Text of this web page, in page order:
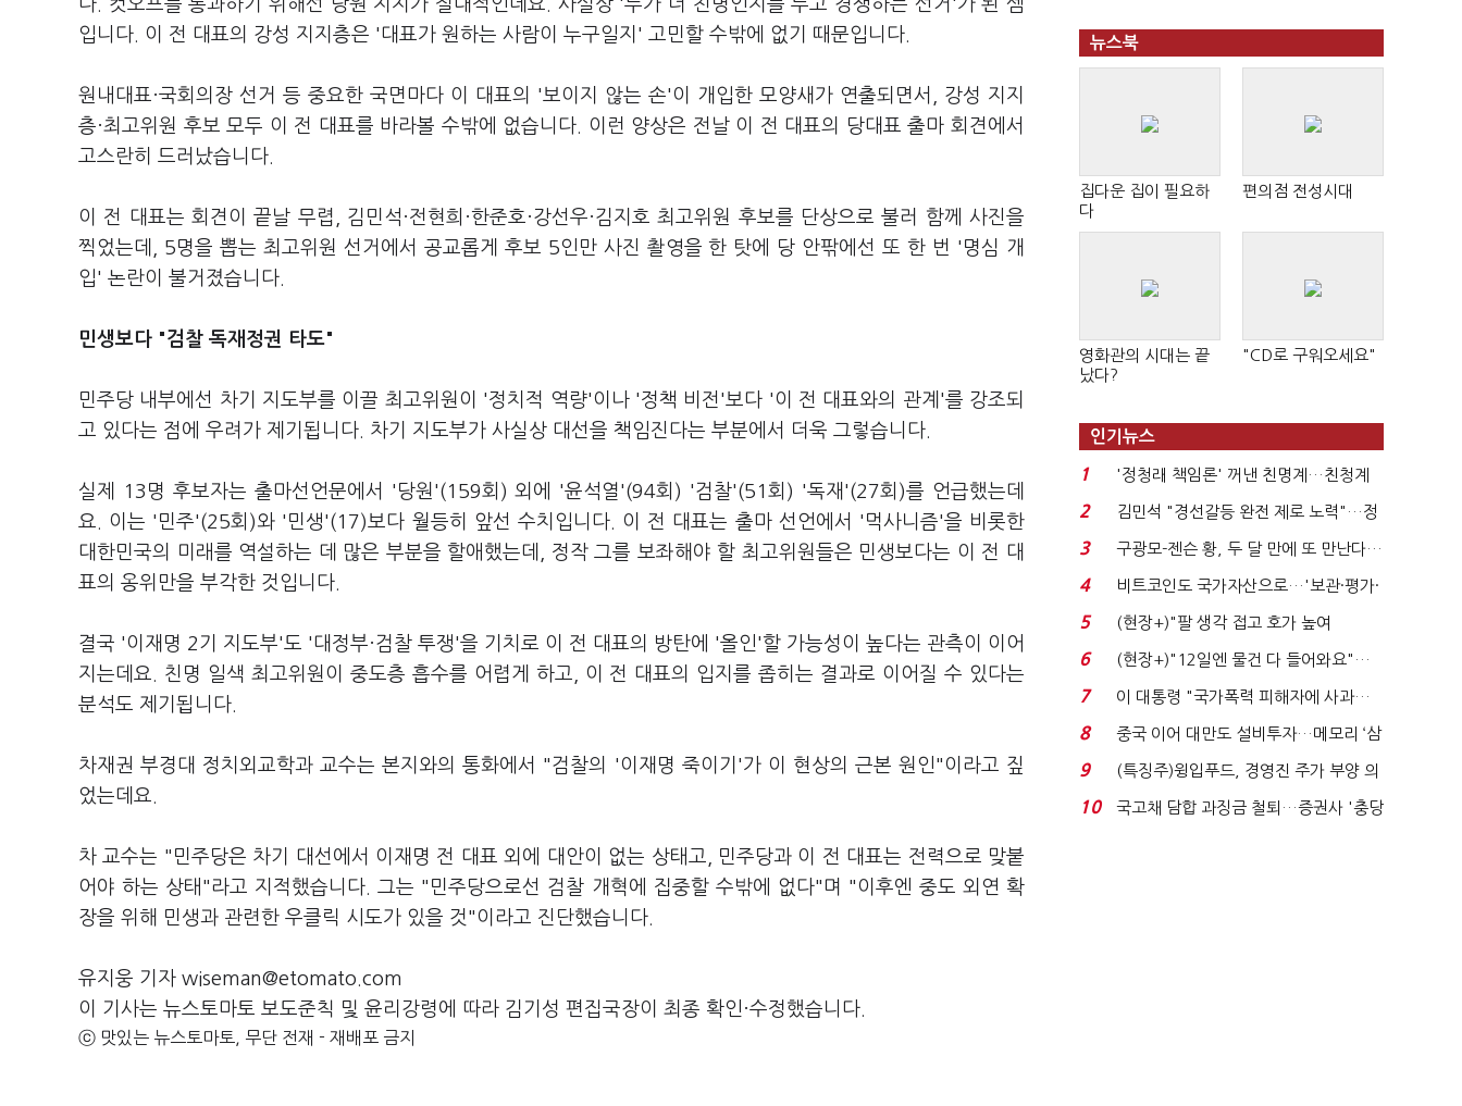
다. 컷오프를 통과하기 위해선 당원 지지가 절대적인데요. 사실상 '누가 더 친명인지를 두고 경쟁하는 선거'가 된 셈
입니다. 이 전 대표의 강성 지지층은 '대표가 원하는 사람이 누구일지' 고민할 수밖에 없기 때문입니다.
원내대표·국회의장 선거 등 중요한 국면마다 이 대표의 '보이지 않는 손'이 개입한 모양새가 연출되면서, 강성 지지
층·최고위원 후보 모두 이 전 대표를 바라볼 수밖에 없습니다. 이런 양상은 전날 이 전 대표의 당대표 출마 회견에서
고스란히 드러났습니다.
이 전 대표는 회견이 끝날 무렵, 김민석·전현희·한준호·강선우·김지호 최고위원 후보를 단상으로 불러 함께 사진을
찍었는데, 5명을 뽑는 최고위원 선거에서 공교롭게 후보 5인만 사진 촬영을 한 탓에 당 안팎에선 또 한 번 '명심 개
입' 논란이 불거졌습니다.
민생보다 "검찰 독재정권 타도"
민주당 내부에선 차기 지도부를 이끌 최고위원이 '정치적 역량'이나 '정책 비전'보다 '이 전 대표와의 관계'를 강조되
고 있다는 점에 우려가 제기됩니다. 차기 지도부가 사실상 대선을 책임진다는 부분에서 더욱 그렇습니다.
실제 13명 후보자는 출마선언문에서 '당원'(159회) 외에 '윤석열'(94회) '검찰'(51회) '독재'(27회)를 언급했는데
요. 이는 '민주'(25회)와 '민생'(17)보다 월등히 앞선 수치입니다. 이 전 대표는 출마 선언에서 '먹사니즘'을 비롯한
대한민국의 미래를 역설하는 데 많은 부분을 할애했는데, 정작 그를 보좌해야 할 최고위원들은 민생보다는 이 전 대
표의 옹위만을 부각한 것입니다.
결국 '이재명 2기 지도부'도 '대정부·검찰 투쟁'을 기치로 이 전 대표의 방탄에 '올인'할 가능성이 높다는 관측이 이어
지는데요. 친명 일색 최고위원이 중도층 흡수를 어렵게 하고, 이 전 대표의 입지를 좁히는 결과로 이어질 수 있다는
분석도 제기됩니다.
차재권 부경대 정치외교학과 교수는 본지와의 통화에서 "검찰의 '이재명 죽이기'가 이 현상의 근본 원인"이라고 짚
었는데요.
차 교수는 "민주당은 차기 대선에서 이재명 전 대표 외에 대안이 없는 상태고, 민주당과 이 전 대표는 전력으로 맞붙
어야 하는 상태"라고 지적했습니다. 그는 "민주당으로선 검찰 개혁에 집중할 수밖에 없다"며 "이후엔 중도 외연 확
장을 위해 민생과 관련한 우클릭 시도가 있을 것"이라고 진단했습니다.
유지웅 기자 wiseman@etomato.com
이 기사는 뉴스토마토 보도준칙 및 윤리강령에 따라 김기성 편집국장이 최종 확인·수정했습니다.
ⓒ 맛있는 뉴스토마토, 무단 전재 - 재배포 금지
뉴스북
집다운 집이 필요하
다
편의점 전성시대
영화관의 시대는 끝
났다?
"CD로 구워오세요"
인기뉴스
1
'정청래 책임론' 꺼낸 친명계…친청계
는 추가투표 때리기...
2
김민석 "경선갈등 완전 제로 노력"…정
청래 "반명 공세 사...
3
구광모-젠슨 황, 두 달 만에 또 만난다…
로봇·AI 등 논...
4
비트코인도 국가자산으로…'보관·평가·
처분' 기준은 ...
5
(현장+)"팔 생각 접고 호가 높여
요"…'덜 똘똘한 한 채' 20...
6
(현장+)"12일엔 물건 다 들어와요"…
빈 매대 채우며 문 연 ...
7
이 대통령 "국가폭력 피해자에 사과…
적극적 조사로 진...
8
중국 이어 대만도 설비투자…메모리 ‘삼
국전쟁’
9
(특징주)윙입푸드, 경영진 주가 부양 의
지에 상한가...
10
국고채 담합 과징금 철퇴…증권사 '충당